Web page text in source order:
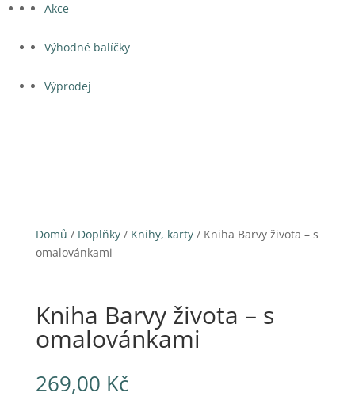
Akce
Výhodné balíčky
Výprodej
Domů / Doplňky/ Knihy, karty/ Kniha Barvy života – s
omalovánkami
Kniha Barvy života – s
omalovánkami
269,00 Kč